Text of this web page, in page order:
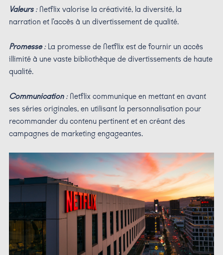
Valeurs :Netflix valorise la créativité, la diversité, la
narration et l'accès à un divertissement de qualité.
Promesse:La promesse de Netflix est de fournir un accès
illimité à une vaste bibliothèque de divertissements de haute
qualité.
Communication:Netflix communique en mettant en avant
ses séries originales, en utilisant la personnalisation pour
recommander du contenu pertinent et en créant des
campagnes de marketing engageantes.